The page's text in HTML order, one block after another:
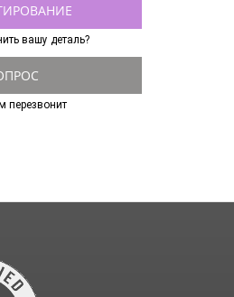
вашу деталь?
перезвонит